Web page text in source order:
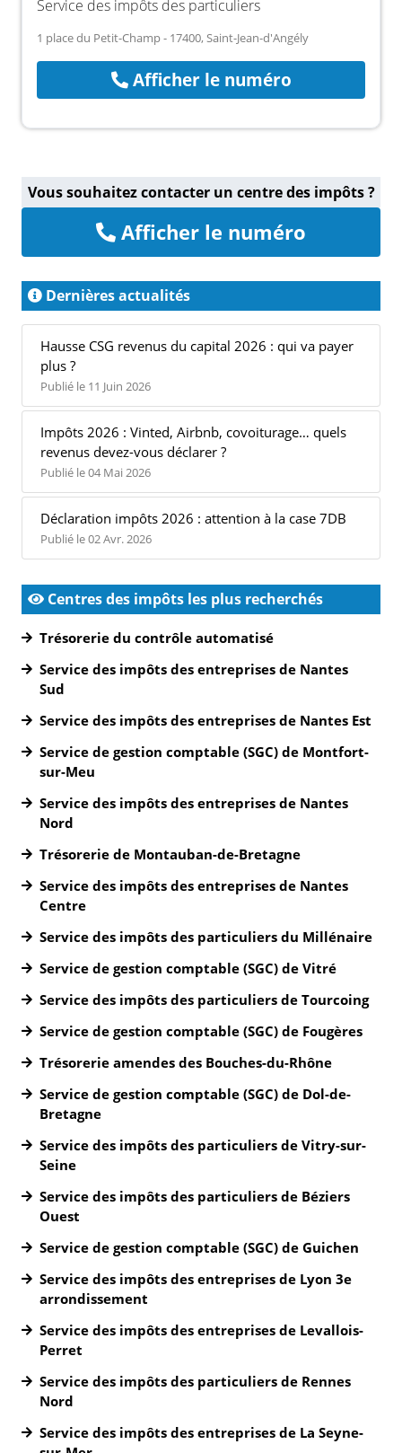
Service des impôts des particuliers
1 place du Petit-Champ - 17400, Saint-Jean-d'Angély
Afficher le numéro
Vous souhaitez contacter un centre des impôts ?
Afficher le numéro
Dernières actualités
Hausse CSG revenus du capital 2026 : qui va payer
plus ?
Publié le 11 Juin 2026
Impôts 2026 : Vinted, Airbnb, covoiturage… quels
revenus devez-vous déclarer ?
Publié le 04 Mai 2026
Déclaration impôts 2026 : attention à la case 7DB
Publié le 02 Avr. 2026
Centres des impôts les plus recherchés
Trésorerie du contrôle automatisé
Service des impôts des entreprises de Nantes
Sud
Service des impôts des entreprises de Nantes Est
Service de gestion comptable (SGC) de Montfort-
sur-Meu
Service des impôts des entreprises de Nantes
Nord
Trésorerie de Montauban-de-Bretagne
Service des impôts des entreprises de Nantes
Centre
Service des impôts des particuliers du Millénaire
Service de gestion comptable (SGC) de Vitré
Service des impôts des particuliers de Tourcoing
Service de gestion comptable (SGC) de Fougères
Trésorerie amendes des Bouches-du-Rhône
Service de gestion comptable (SGC) de Dol-de-
Bretagne
Service des impôts des particuliers de Vitry-sur-
Seine
Service des impôts des particuliers de Béziers
Ouest
Service de gestion comptable (SGC) de Guichen
Service des impôts des entreprises de Lyon 3e
arrondissement
Service des impôts des entreprises de Levallois-
Perret
Service des impôts des particuliers de Rennes
Nord
Service des impôts des entreprises de La Seyne-